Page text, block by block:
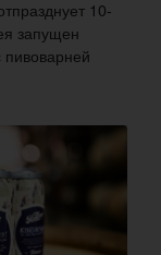
10-
запущен
пивоварней